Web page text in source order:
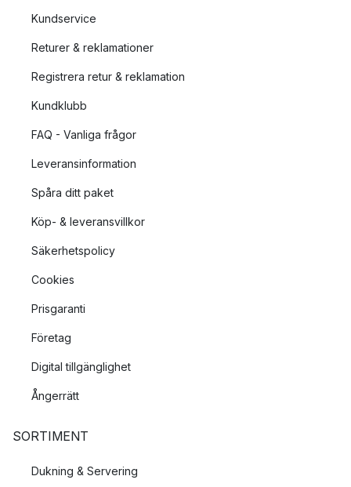
Kundservice
Returer & reklamationer
Registrera retur & reklamation
Kundklubb
FAQ - Vanliga frågor
Leveransinformation
Spåra ditt paket
Köp- & leveransvillkor
Säkerhetspolicy
Cookies
Prisgaranti
Företag
Digital tillgänglighet
Ångerrätt
SORTIMENT
Dukning & Servering